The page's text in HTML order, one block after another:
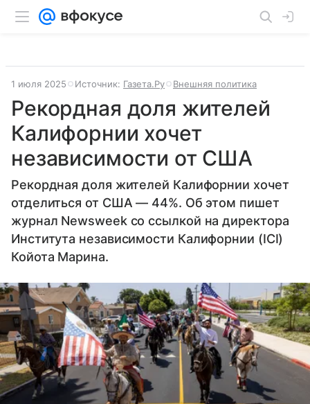
1 июля 2025 Источник: Газета.Ру Внешняя политика
Рекордная доля жителей
Калифорнии хочет
независимости от США
Рекордная доля жителей Калифорнии хочет
отделиться от США — 44%. Об этом пишет
журнал Newsweek со ссылкой на директора
Института независимости Калифорнии (ICI)
Койота Марина.